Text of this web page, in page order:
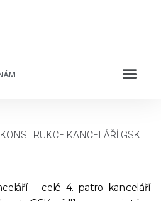
KANCELÁŘÍ GSK
– celé 4. patro kanceláří